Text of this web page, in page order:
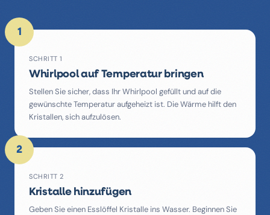
1
SCHRITT 1
Whirlpool auf Temperatur bringen
Stellen Sie sicher, dass Ihr Whirlpool gefüllt und auf die
gewünschte Temperatur aufgeheizt ist. Die Wärme hilft den
Kristallen, sich aufzulösen.
2
SCHRITT 2
Kristalle hinzufügen
Geben Sie einen Esslöffel Kristalle ins Wasser. Beginnen Sie